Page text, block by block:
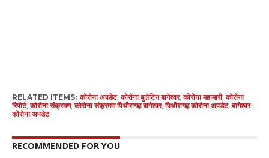
RELATED ITEMS: कोरोना अपडेट,कोरोना बुलेटिन बागेश्वर,कोरोना महामारी,कोरोना
रिपोर्ट,कोरोना संक्रमण,कोरोना संक्रमण पिथौरागढ़ बागेश्वर,पिथौरागढ़ कोरोना अपडेट,बागेश्वर
कोरोना अपडेट
RECOMMENDED FOR YOU